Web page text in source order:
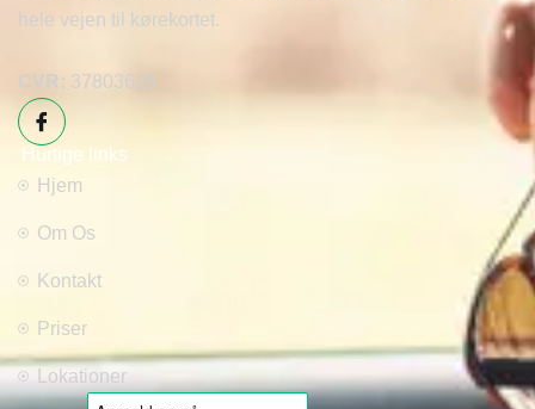
hele vejen til kørekortet.
CVR: 37803626
Hurtige links
Hjem
Om Os
Kontakt
Priser
Lokationer